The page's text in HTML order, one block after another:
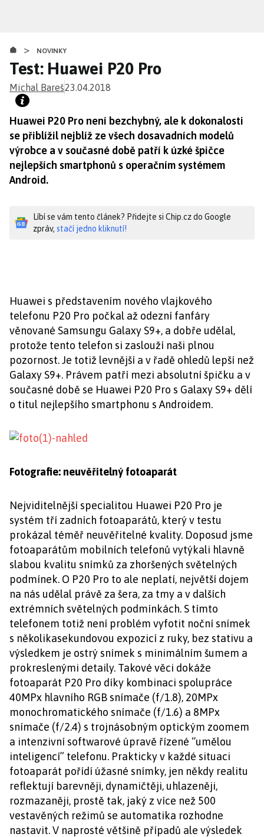
obsahu
> NOVINKY
Test: Huawei P20 Pro
Michal Bareš23.04.2018
Huawei P20 Pro není bezchybný, ale k dokonalosti
se přiblížil nejblíž ze všech dosavadních modelů
výrobce a v současné době patří k úzké špičce
nejlepších smartphonů s operačním systémem
Android.
Líbí se vám tento článek? Přidejte si Chip.cz do Google
zpráv, stačí jedno kliknutí!
Huawei s představením nového vlajkového
telefonu P20 Pro počkal až odezní fanfáry
věnované Samsungu Galaxy S9+, a dobře udělal,
protože tento telefon si zaslouží naši plnou
pozornost. Je totiž levnější a v řadě ohledů lepší než
Galaxy S9+. Právem patří mezi absolutní špičku a v
současné době se Huawei P20 Pro s Galaxy S9+ dělí
o titul nejlepšího smartphonu s Androidem.
Fotografie: neuvěřitelný fotoaparát
Nejviditelnější specialitou Huawei P20 Pro je
systém tří zadních fotoaparátů, který v testu
prokázal téměř neuvěřitelné kvality. Doposud jsme
fotoaparátům mobilních telefonů vytýkali hlavně
slabou kvalitu snímků za zhoršených světelných
podmínek. O P20 Pro to ale neplatí, největší dojem
na nás udělal právě za šera, za tmy a v dalších
extrémních světelných podmínkách. S tímto
telefonem totiž není problém vyfotit noční snímek
s několikasekundovou expozicí z ruky, bez stativu a
výsledkem je ostrý snímek s minimálním šumem a
prokreslenými detaily. Takové věci dokáže
fotoaparát P20 Pro díky kombinaci spolupráce
40MPx hlavního RGB snímače (f/1.8), 20MPx
monochromatického snímače (f/1.6) a 8MPx
snímače (f/2.4) s trojnásobným optickým zoomem
a intenzivní softwarové úpravě řízené “umělou
inteligencí” telefonu. Prakticky v každé situaci
fotoaparát pořídí úžasné snímky, jen někdy realitu
reflektují barevněji, dynamičtěji, uhlazeněji,
rozmazaněji, prostě tak, jaký z více než 500
vestavěných režimů se automatika rozhodne
nastavit. V naprosté většině případů ale výsledek